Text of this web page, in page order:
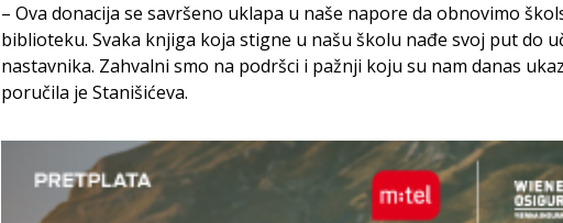
– Ova donacija se savršeno uklapa u naše napore da obnovimo
biblioteku. Svaka knjiga koja stigne u našu školu nađe svoj put do
nastavnika. Zahvalni smo na podršci i pažnji koju su nam danas
poručila je Stanišićeva.